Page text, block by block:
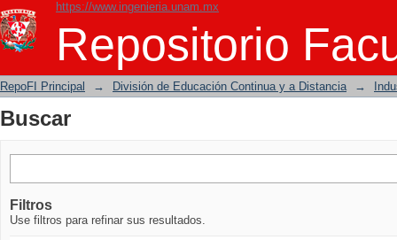
https://www.ingenieria.unam.mx
Repositorio
Buscar
RepoFI Principal → División de Educación Continua y a Distancia →
Buscar
Filtros
Use filtros para refinar sus resultados.